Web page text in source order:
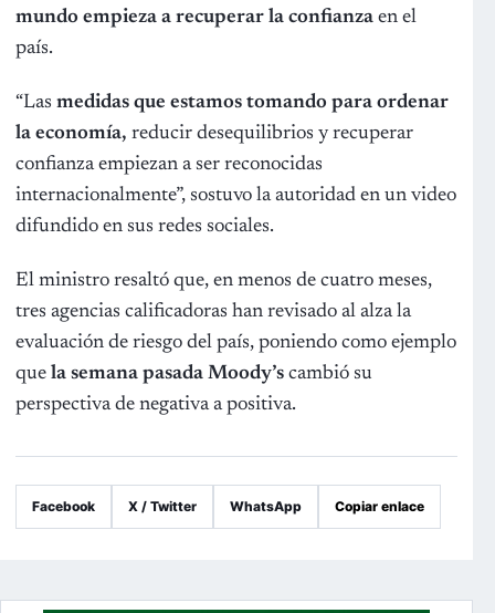
mundo empieza a recuperar la confianza en el
país.
“Las medidas que estamos tomando para ordenar
la economía, reducir desequilibrios y recuperar
confianza empiezan a ser reconocidas
internacionalmente”, sostuvo la autoridad en un video
difundido en sus redes sociales.
El ministro resaltó que, en menos de cuatro meses,
tres agencias calificadoras han revisado al alza la
evaluación de riesgo del país, poniendo como ejemplo
que la semana pasada Moody’s cambió su
perspectiva de negativa a positiva.
Facebook X / Twitter WhatsApp Copiar enlace